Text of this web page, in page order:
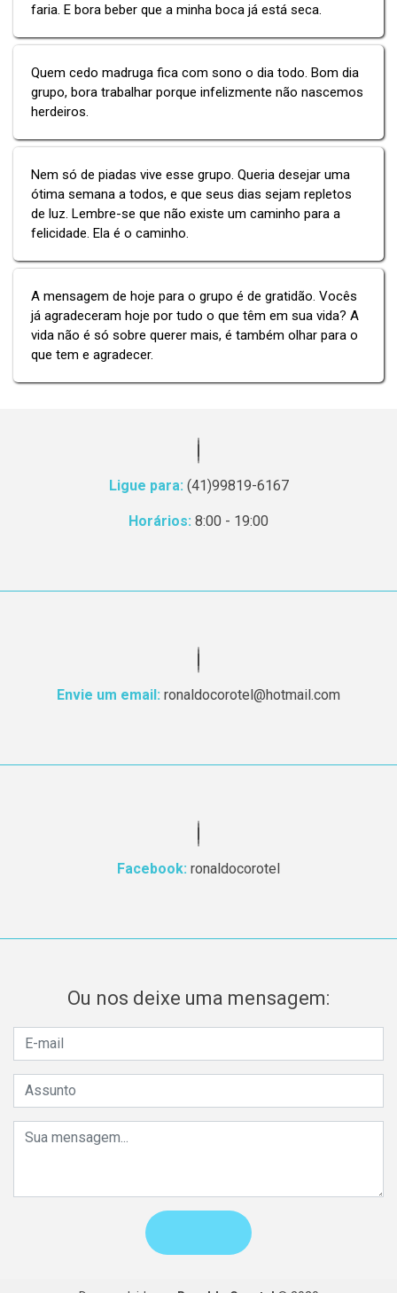
faria. E bora beber que a minha boca já está seca.
Quem cedo madruga fica com sono o dia todo. Bom dia
grupo, bora trabalhar porque infelizmente não nascemos
herdeiros.
Nem só de piadas vive esse grupo. Queria desejar uma
ótima semana a todos, e que seus dias sejam repletos
de luz. Lembre-se que não existe um caminho para a
felicidade. Ela é o caminho.
A mensagem de hoje para o grupo é de gratidão. Vocês
já agradeceram hoje por tudo o que têm em sua vida? A
vida não é só sobre querer mais, é também olhar para o
que tem e agradecer.
Ligue para: (41)99819-6167
Horários: 8:00 - 19:00
Envie um email: ronaldocorotel@hotmail.com
Facebook: ronaldocorotel
Ou nos deixe uma mensagem: